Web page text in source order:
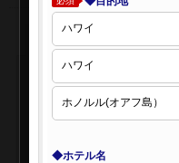
◆ホテル名